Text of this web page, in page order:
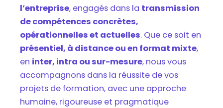
l’entreprise, engagés dans la transmission
de compétences concrètes,
opérationnelles et actuelles. Que ce soit en
présentiel, à distance ou en format mixte,
en inter, intra ou sur-mesure, nous vous
accompagnons dans la réussite de vos
projets de formation, avec une approche
humaine, rigoureuse et pragmatique